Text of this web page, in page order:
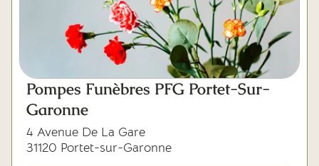
Pompes Funèbres PFG Portet-Sur-
Garonne
4 Avenue De La Gare
31120 Portet-sur-Garonne